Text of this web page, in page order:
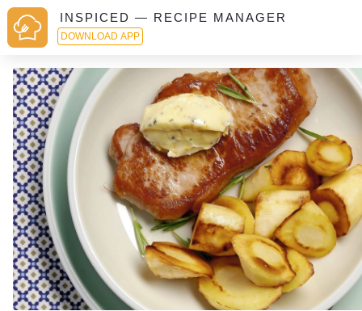
INSPICED — RECIPE MANAGER
DOWNLOAD APP